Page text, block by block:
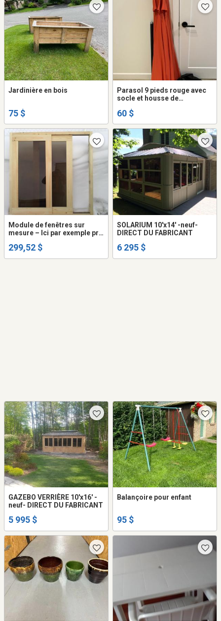
Jardinière en bois
75 $
Parasol 9 pieds rouge avec
socle et housse de
60 $
Module de fenêtres sur
mesure – Ici par exemple prix
299,52 $
SOLARIUM 10'x14' -neuf-
DIRECT DU FABRICANT
6 295 $
GAZEBO VERRIÈRE 10'x16' -
neuf- DIRECT DU FABRICANT
5 995 $
Balançoire pour enfant
95 $